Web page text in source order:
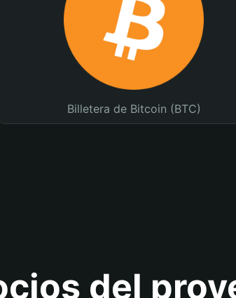
Billetera de Bitcoin (BTC)
del